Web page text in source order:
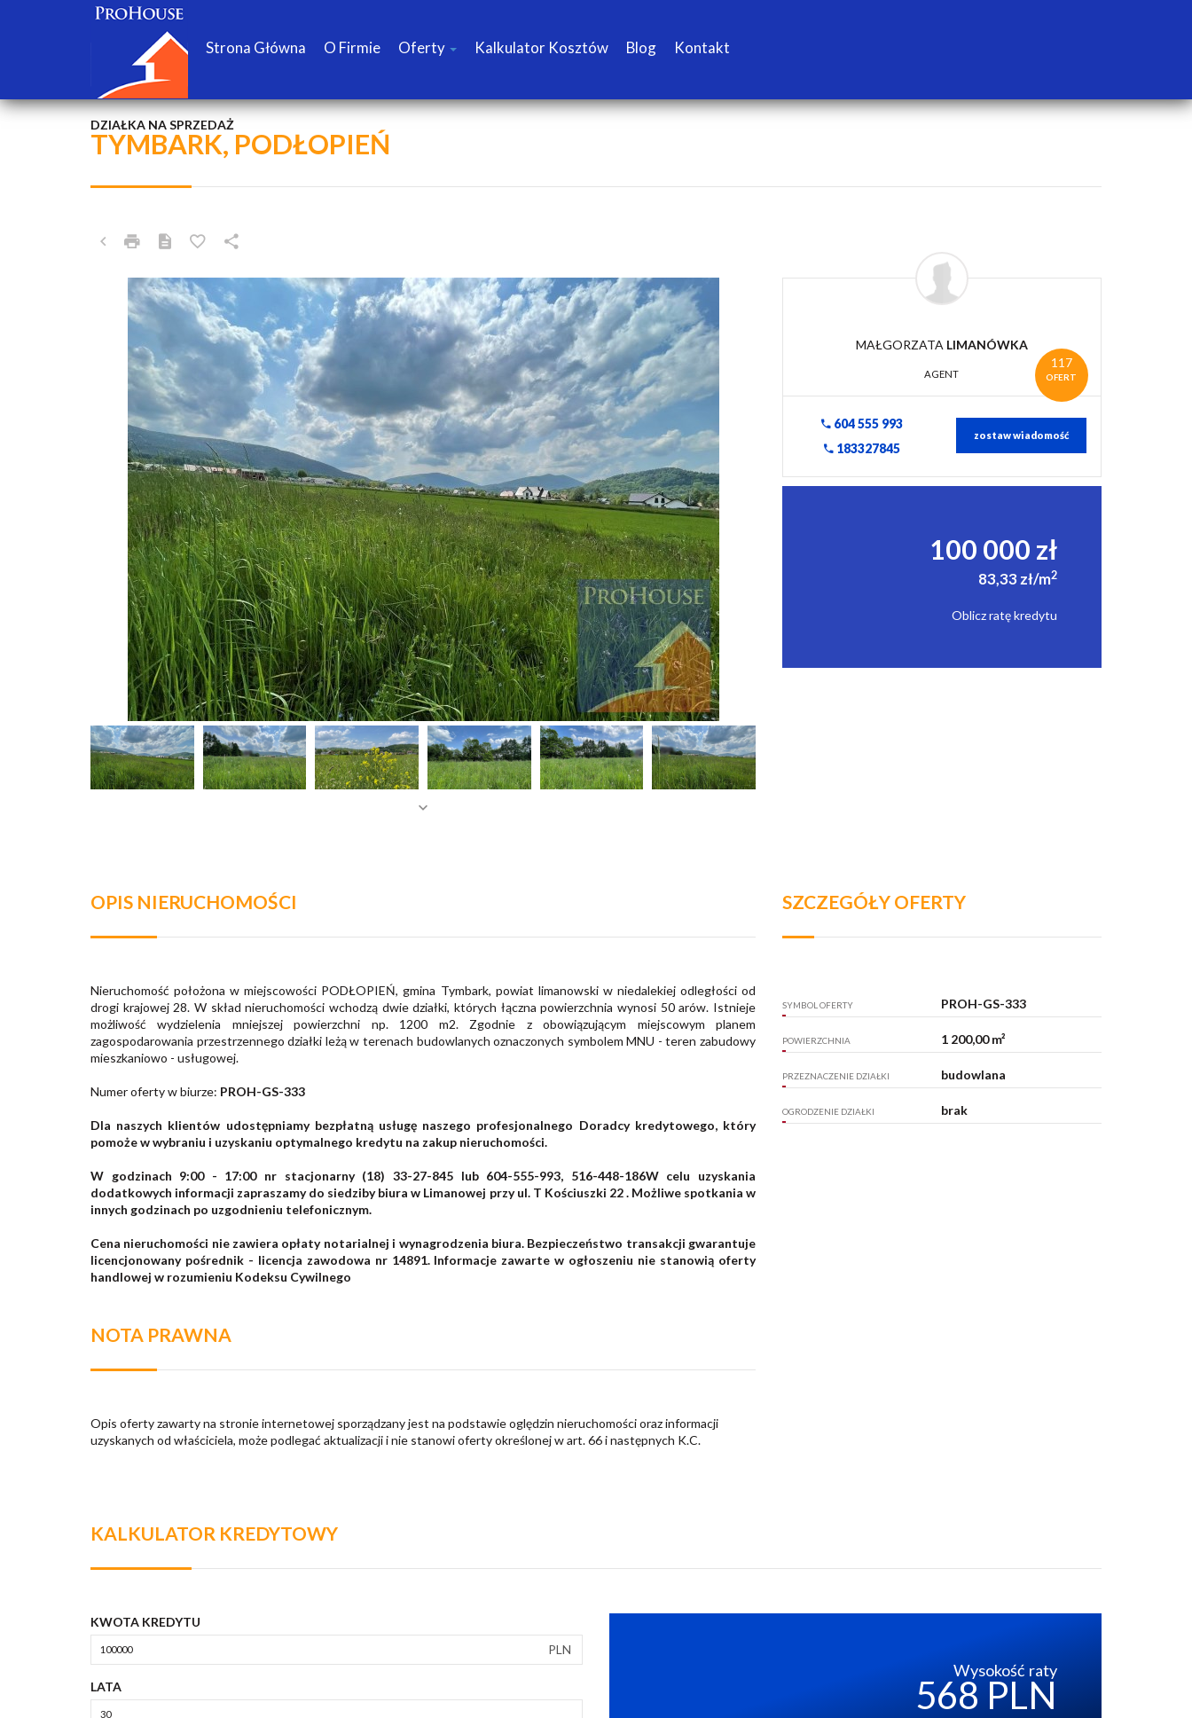
Strona Główna O Firmie Oferty Kalkulator Kosztów Blog Kontakt
TYMBARK, PODŁOPIEŃ
DZIAŁKA NA SPRZEDAŻ
117
OFERT
MAŁGORZATA LIMANÓWKA
AGENT
604 555 993
183327845
zostaw wiadomość
100 000 zł
83,33 zł/m2
Oblicz ratę kredytu
OPIS NIERUCHOMOŚCI
Nieruchomość położona w miejscowości PODŁOPIEŃ, gmina Tymbark, powiat limanowski w niedalekiej odległości od
drogi krajowej 28. W skład nieruchomości wchodzą dwie działki, których łączna powierzchnia wynosi 50 arów. Istnieje
możliwość wydzielenia mniejszej powierzchni np. 1200 m2. Zgodnie z obowiązującym miejscowym planem
zagospodarowania przestrzennego działki leżą w terenach budowlanych oznaczonych symbolem MNU - teren zabudowy
mieszkaniowo - usługowej.
Numer oferty w biurze: PROH-GS-333
Dla naszych klientów udostępniamy bezpłatną usługę naszego profesjonalnego Doradcy kredytowego, który
pomoże w wybraniu i uzyskaniu optymalnego kredytu na zakup nieruchomości.
W godzinach 9:00 - 17:00 nr stacjonarny (18) 33-27-845 lub 604-555-993, 516-448-186W celu uzyskania
dodatkowych informacji zapraszamy do siedziby biura w Limanowej przy ul. T Kościuszki 22 . Możliwe spotkania w
innych godzinach po uzgodnieniu telefonicznym.
Cena nieruchomości nie zawiera opłaty notarialnej i wynagrodzenia biura. Bezpieczeństwo transakcji gwarantuje
licencjonowany pośrednik - licencja zawodowa nr 14891. Informacje zawarte w ogłoszeniu nie stanowią oferty
handlowej w rozumieniu Kodeksu Cywilnego
NOTA PRAWNA
Opis oferty zawarty na stronie internetowej sporządzany jest na podstawie oględzin nieruchomości oraz informacji
uzyskanych od właściciela, może podlegać aktualizacji i nie stanowi oferty określonej w art. 66 i następnych K.C.
SZCZEGÓŁY OFERTY
SYMBOL OFERTY PROH-GS-333
POWIERZCHNIA 1 200,00 m²
PRZEZNACZENIE DZIAŁKI budowlana
OGRODZENIE DZIAŁKI brak
KALKULATOR KREDYTOWY
KWOTA KREDYTU
PLN
LATA
Wysokość raty
568 PLN